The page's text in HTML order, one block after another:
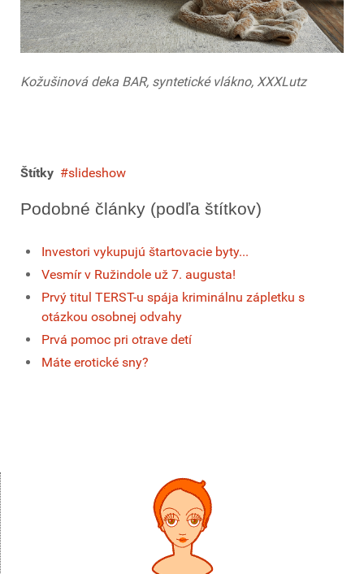
Kožušinová deka BAR, syntetické vlákno, XXXLutz
Štítky slideshow
Podobné články (podľa štítkov)
Investori vykupujú štartovacie byty...
Vesmír v Ružindole už 7. augusta!
Prvý titul TERST-u spája kriminálnu zápletku s
otázkou osobnej odvahy
Prvá pomoc pri otrave detí
Máte erotické sny?